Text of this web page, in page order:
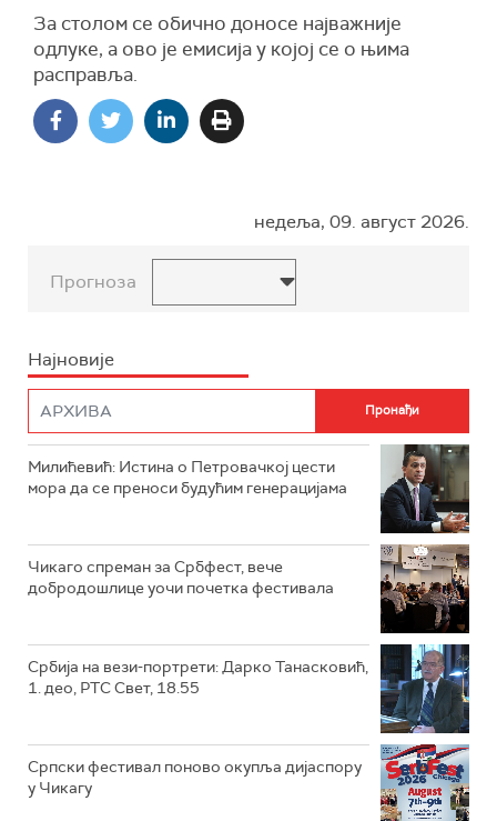
За столом се обично доносе најважније
одлуке, а ово је емисија у којој се о њима
расправља.
недеља, 09. август 2026.
Прогноза
Најновије
Милићевић: Истина о Петровачкој цести
мора да се преноси будућим генерацијама
Чикаго спреман за Србфест, вече
добродошлице уочи почетка фестивала
Србија на вези-портрети: Дарко Танасковић,
1. део, РТС Свет, 18.55
Српски фестивал поново окупља дијаспору
у Чикагу